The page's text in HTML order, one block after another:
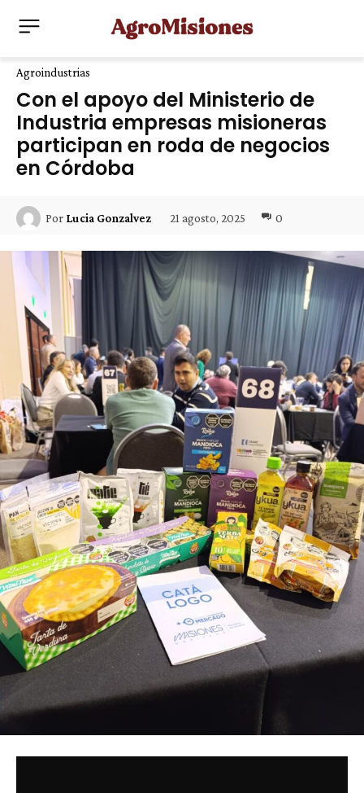
Agroindustrias
Con el apoyo del Ministerio de
Industria empresas misioneras
participan en roda de negocios
en Córdoba
Por Lucia Gonzalvez 21 agosto, 2025 0